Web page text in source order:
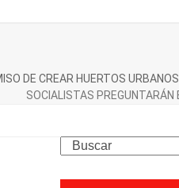
DE CREAR HUERTOS
SOCIALISTAS PREGUNTARÁN
Search